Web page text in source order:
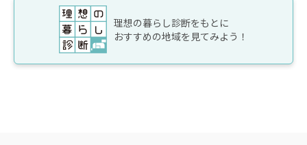
理想の暮らし診断をもとに
おすすめの地域を見てみよう！